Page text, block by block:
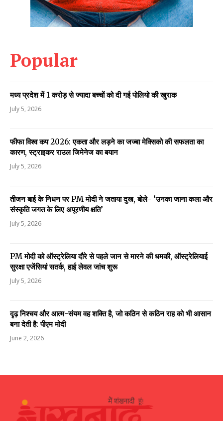
Popular
मध्य प्रदेश में 1 करोड़ से ज्यादा बच्चों को दी गई पोलियो की खुराक
July 5, 2026
फीफा विश्व कप 2026: एकता और लड़ने का जज्बा मेक्सिको की सफलता का
कारण, स्ट्राइकर राउल जिमेनेज का बयान
July 5, 2026
तीजन बाई के निधन पर PM मोदी ने जताया दुख, बोले- ‘उनका जाना कला और
संस्कृति जगत के लिए अपूरणीय क्षति’
July 5, 2026
PM मोदी को ऑस्ट्रेलिया दौरे से पहले जान से मारने की धमकी, ऑस्ट्रेलियाई
सुरक्षा एजेंसियां सतर्क, हाई लेवल जांच शुरू
July 5, 2026
दृढ़ निश्चय और आत्म-संयम वह शक्ति है, जो कठिन से कठिन राह को भी आसान
बना देती है: पीएम मोदी
June 2, 2026